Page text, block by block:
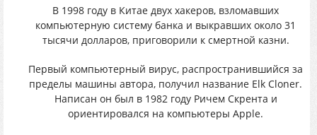
В 1998 году в Китае двух хакеров, взломавших
компьютерную систему банка и выкравших около 31
тысячи долларов, приговорили к смертной казни.
Первый компьютерный вирус, распространившийся за
пределы машины автора, получил название Elk Cloner.
Написан он был в 1982 году Ричем Скрента и
ориентировался на компьютеры Apple.